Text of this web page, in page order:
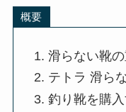
概要
滑らない靴
テトラ 滑ら
釣り靴を購